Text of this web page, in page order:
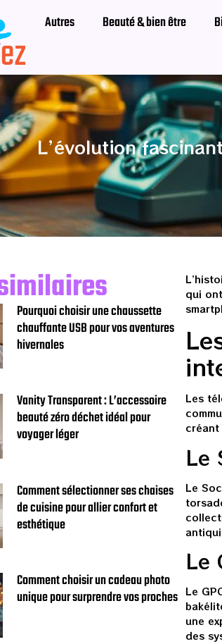
Autres Beauté & bien être
L’évolution
Pourquoi choisir une chaussette
chauffante USB pour vos aventures
hivernales
Vanity Transparent : L’accessoire
beauté zéro déchet idéal pour
voyager léger
Comment sélectionner ses chaises
de cuisine pour allier confort et
esthétique
Comment choisir un cadeau photo
unique pour surprendre vos proches
qui
Les
créant
Le
Le
Le
Le
une
des